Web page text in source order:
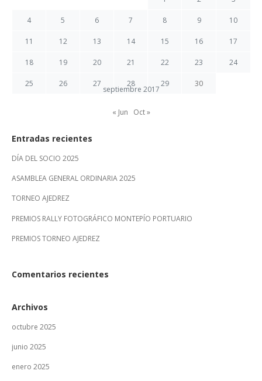
septiembre 2017
4 5 6 7 8 9 10
11 12 13 14 15 16 17
18 19 20 21 22 23 24
25 26 27 28 29 30
« Jun Oct »
Entradas recientes
DÍA DEL SOCIO 2025
ASAMBLEA GENERAL ORDINARIA 2025
TORNEO AJEDREZ
PREMIOS RALLY FOTOGRÁFICO MONTEPÍO PORTUARIO
PREMIOS TORNEO AJEDREZ
Comentarios recientes
Archivos
octubre 2025
junio 2025
enero 2025